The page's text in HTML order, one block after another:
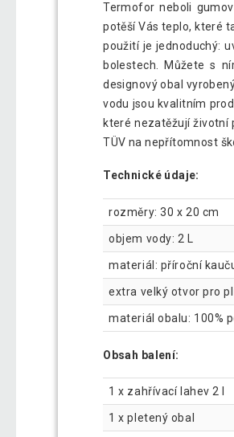
Termofor neboli
potěší Vás teplo, které
použití je jednoduchý:
bolestech. Můžete s
designový obal
vodu jsou kvalitním
které nezatěžují životní
TÜV na nepřítomnost
Technické údaje:
rozměry: 30 x 20 cm
objem vody: 2 L
materiál: příroční
extra velký otvor pro
materiál obalu: 100%
Obsah balení:
1 x zahřívací lahev 2 l
1 x pletený obal